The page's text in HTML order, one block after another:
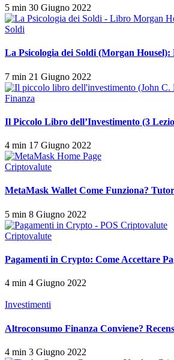
5 min 30 Giugno 2022
Soldi
La Psicologia dei Soldi (Morgan Housel):
7 min 21 Giugno 2022
Finanza
Il Piccolo Libro dell’Investimento (3
4 min 17 Giugno 2022
Criptovalute
MetaMask Wallet Come Funziona?
5 min 8 Giugno 2022
Criptovalute
Pagamenti in Crypto: Come Accettare
4 min 4 Giugno 2022
Investimenti
Altroconsumo Finanza Conviene?
4 min 3 Giugno 2022